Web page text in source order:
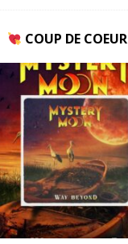
COUP DE COEUR